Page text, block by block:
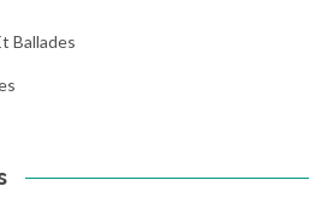
Ballades